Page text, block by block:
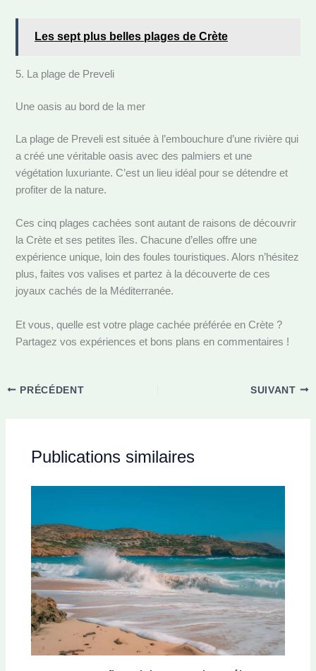
Les sept plus belles plages de Crète
5. La plage de Preveli
Une oasis au bord de la mer
La plage de Preveli est située à l’embouchure d’une rivière qui
a créé une véritable oasis avec des palmiers et une
végétation luxuriante. C’est un lieu idéal pour se détendre et
profiter de la nature.
Ces cinq plages cachées sont autant de raisons de découvrir
la Crète et ses petites îles. Chacune d’elles offre une
expérience unique, loin des foules touristiques. Alors n’hésitez
plus, faites vos valises et partez à la découverte de ces
joyaux cachés de la Méditerranée.
Et vous, quelle est votre plage cachée préférée en Crète ?
Partagez vos expériences et bons plans en commentaires !
PRÉCÉDENT SUIVANT
Publications similaires